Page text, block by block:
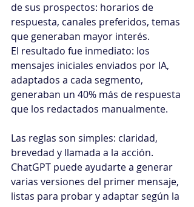
de sus prospectos: horarios de
respuesta, canales preferidos, temas
que generaban mayor interés.
El resultado fue inmediato: los
mensajes iniciales enviados por IA,
adaptados a cada segmento,
generaban un 40% más de respuesta
que los redactados manualmente.
Las reglas son simples: claridad,
brevedad y llamada a la acción.
ChatGPT puede ayudarte a generar
varias versiones del primer mensaje,
listas para probar y adaptar según la